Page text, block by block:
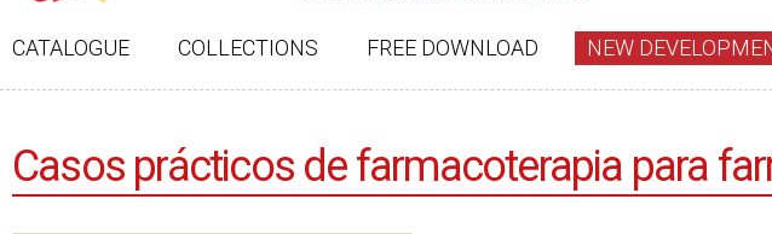
CATALOGUE COLLECTIONS FREE DOWNLOAD NEW
Casos prácticos de farmacoterapia para